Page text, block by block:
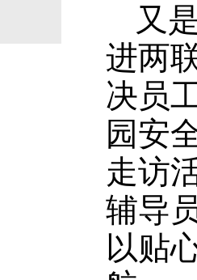
又
进两
决员
园安
走访
辅导
以贴